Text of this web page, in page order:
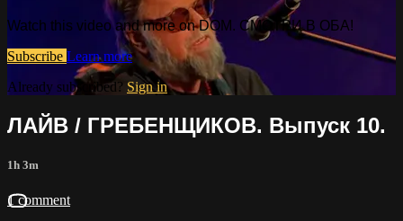
Watch this video and more on DOM. СМОТРИ В ОБА!
Subscribe Learn more
Already subscribed? Sign in
ЛАЙВ / ГРЕБЕНЩИКОВ. Выпуск 10.
1h 3m
1 comment